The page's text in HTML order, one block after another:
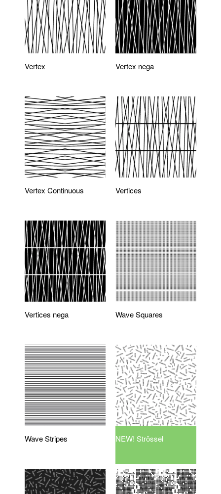
Vertex Vertex nega
Vertex Continuous Vertices
Vertices nega Wave Squares
Wave Stripes NEW! Strössel